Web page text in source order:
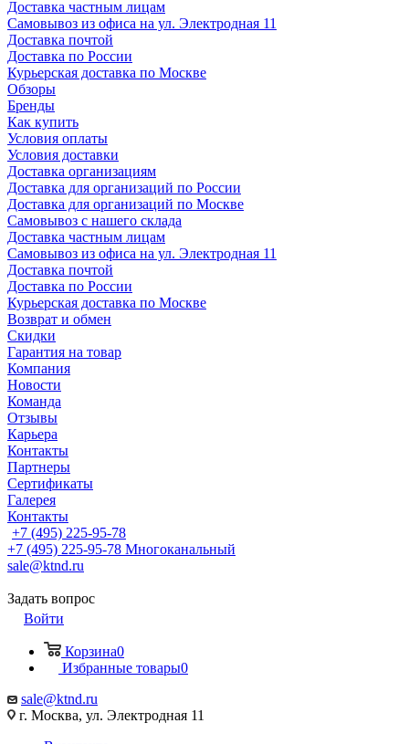
Доставка частным лицам
Самовывоз из офиса на ул. Электродная 11
Доставка почтой
Доставка по России
Курьерская доставка по Москве
Обзоры
Бренды
Как купить
Условия оплаты
Условия доставки
Доставка организациям
Доставка для организаций по России
Доставка для организаций по Москве
Самовывоз с нашего склада
Доставка частным лицам
Самовывоз из офиса на ул. Электродная 11
Доставка почтой
Доставка по России
Курьерская доставка по Москве
Возврат и обмен
Скидки
Гарантия на товар
Компания
Новости
Команда
Отзывы
Карьера
Контакты
Партнеры
Сертификаты
Галерея
Контакты
+7 (495) 225-95-78
+7 (495) 225-95-78 Многоканальный
sale@ktnd.ru
Задать вопрос
Войти
Корзина0
Избранные товары0
sale@ktnd.ru
г. Москва, ул. Электродная 11